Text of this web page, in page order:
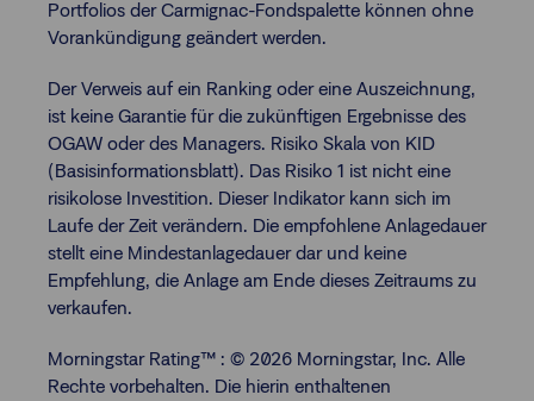
Portfolios der Carmignac-Fondspalette können ohne
Vorankündigung geändert werden.
Der Verweis auf ein Ranking oder eine Auszeichnung,
ist keine Garantie für die zukünftigen Ergebnisse des
OGAW oder des Managers. Risiko Skala von KID
(Basisinformationsblatt). Das Risiko 1 ist nicht eine
risikolose Investition. Dieser Indikator kann sich im
Laufe der Zeit verändern. Die empfohlene Anlagedauer
stellt eine Mindestanlagedauer dar und keine
Empfehlung, die Anlage am Ende dieses Zeitraums zu
verkaufen.
Morningstar Rating™ : © 2026 Morningstar, Inc. Alle
Rechte vorbehalten. Die hierin enthaltenen